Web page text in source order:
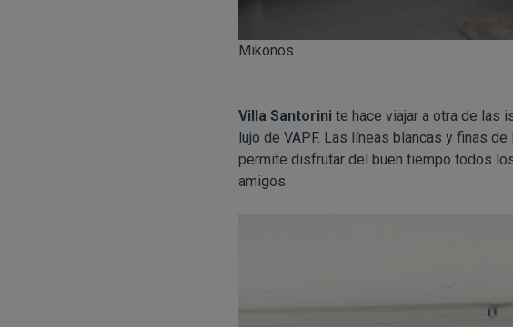
Mikonos
Villa Santorini te hace viajar a otra de las
lujo de VAPF. Las líneas blancas y finas
permite disfrutar del buen tiempo todos
amigos.